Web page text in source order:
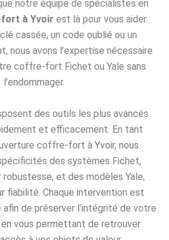
notre équipe de spécialistes en
à Yvoir est là pour vous aider.
cassée, un code oublié ou un
nous avons l’expertise nécessaire
coffre-fort Fichet ou Yale sans
l’endommager.
des outils les plus avancés
et efficacement. En tant
coffre-fort à Yvoir, nous
des systèmes Fichet,
robustesse, et des modèles Yale,
fiabilité. Chaque intervention est
de préserver l’intégrité de votre
vous permettant de retrouver